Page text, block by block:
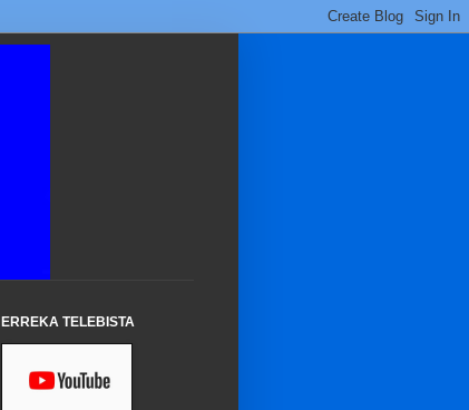
ERREKA TELEBISTA